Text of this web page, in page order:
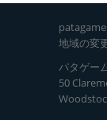
地域の変
パタゲー
50